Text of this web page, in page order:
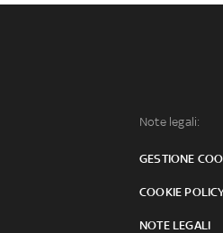
Note legali:
GESTIONE
COOKIE
NOTE LEGALI